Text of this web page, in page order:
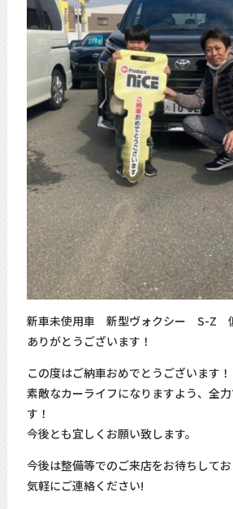
新車未使用車 新型ヴォクシー S-Z
ありがとうございます！
この度はご納車おめでとうございます！
素敵なカーライフになりますよう、全
す！
今後とも宜しくお願い致します。
今後は整備等でのご来店をお待ちして
気軽にご連絡ください!